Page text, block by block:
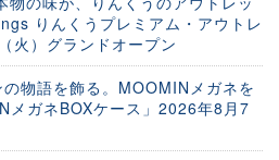
りんくうプレミアム・アウトレ
火）グランドオープン
の物語を飾る。MOOMINメガネを
メガネBOXケース」2026年8月7